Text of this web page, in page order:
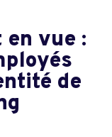
vue :
de